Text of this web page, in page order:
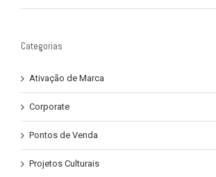
Categorias
Ativação de Marca
Corporate
Pontos de Venda
Projetos Culturais